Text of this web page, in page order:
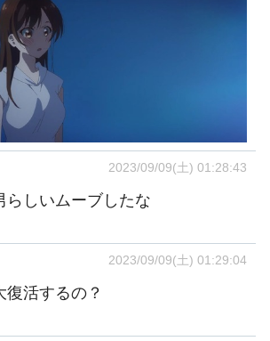
2023/09/09(土) 01:28:43
らしいムーブしたな
2023/09/09(土) 01:29:04
復活するの？